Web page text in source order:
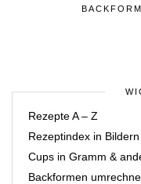
Rezepte A – Z
Rezeptindex in Bildern
Cups in Gramm &
Backformen